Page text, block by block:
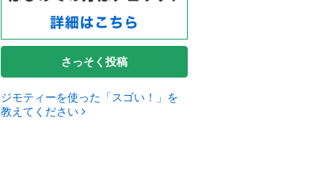
さっそく投稿
ジモティーを使った「スゴい！」を
教えてください